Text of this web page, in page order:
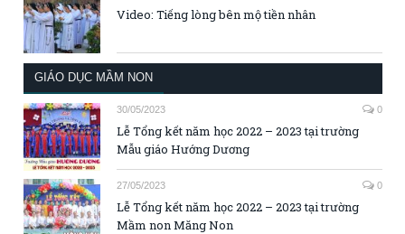
Video: Tiếng lòng bên mộ tiền nhân
GIÁO DỤC MẦM NON
30/05/2023 0
Lễ Tổng kết năm học 2022 – 2023 tại trường
Mẫu giáo Hướng Dương
27/05/2023 0
Lễ Tổng kết năm học 2022 – 2023 tại trường
Mầm non Măng Non